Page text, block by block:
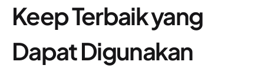
Keep Terbaik yang
Dapat Digunakan